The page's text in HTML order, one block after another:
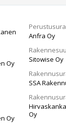
Oy
Oy
Anfra Oy
Sitowise Oy
SSA
Oy